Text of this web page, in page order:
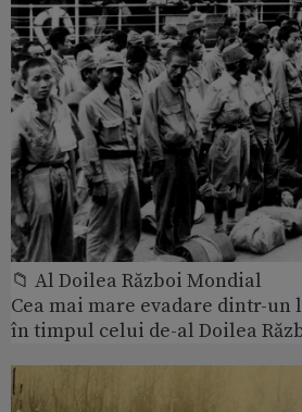
📁 Al Doilea Război Mondial
Cea mai mare evadare dintr-
în timpul celui de-al Doilea